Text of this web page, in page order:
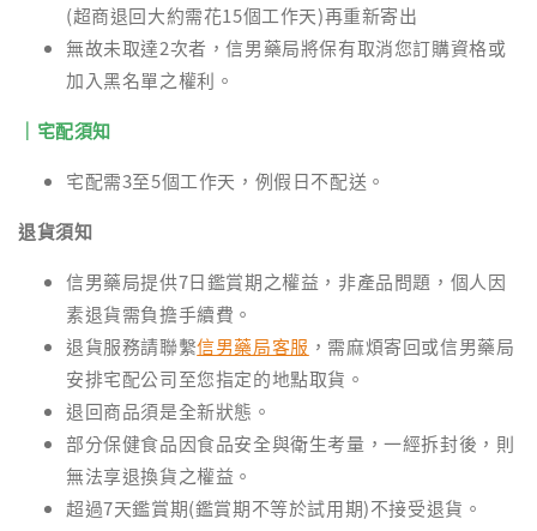
(超商退回大約需花15個工作天)再重新寄出
無故未取達2次者，信男藥局將保有取消您訂購資格或
加入黑名單之權利。
｜宅配須知
宅配需3至5個工作天，例假日不配送。
退貨須知
信男藥局提供7日鑑賞期之權益，非產品問題，個人因
素退貨需負擔手續費。
退貨服務請聯繫信男藥局客服 ，需麻煩寄回或信男藥局
安排宅配公司至您指定的地點取貨。
退回商品須是全新狀態。
部分保健食品因食品安全與衛生考量，一經拆封後，則
無法享退換貨之權益。
超過7天鑑賞期(鑑賞期不等於試用期)不接受退貨。